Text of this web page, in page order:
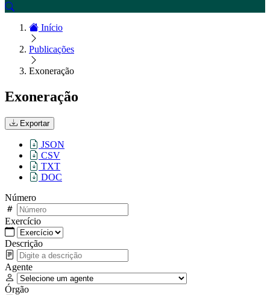
Início
Publicações
Exoneração
Exoneração
Exportar
JSON
CSV
TXT
DOC
Número
Exercício
Descrição
Agente
Órgão